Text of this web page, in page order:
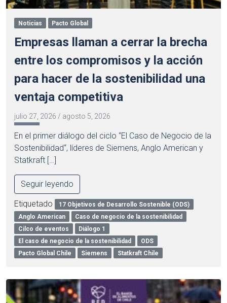
Noticias Pacto Global
Empresas llaman a cerrar la brecha
entre los compromisos y la acción
para hacer de la sostenibilidad una
ventaja competitiva
julio 27, 2026 / agosto 5, 2026
En el primer diálogo del ciclo “El Caso de Negocio de la
Sostenibilidad“, líderes de Siemens, Anglo American y
Statkraft […]
Seguir leyendo
Etiquetado
17 Objetivos de Desarrollo Sostenible (ODS)
Anglo American
Caso de negocio de la sostenibilidad
Cilco de eventos
Diálogo 1
El caso de negocio de la sostenibilidad
ODS
Pacto Global Chile
Siemens Statkraft Chile